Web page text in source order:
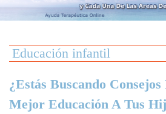
Educación infantil
¿Estás Buscando
Mejor Educación A Tus